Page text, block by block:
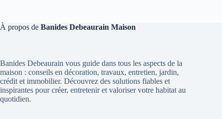
À propos de Banides Debeaurain Maison
Banides Debeaurain vous guide dans tous les aspects de la
maison : conseils en décoration, travaux, entretien, jardin,
crédit et immobilier. Découvrez des solutions fiables et
inspirantes pour créer, entretenir et valoriser votre habitat au
quotidien.